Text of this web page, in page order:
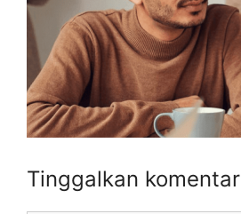
Tinggalkan komentar